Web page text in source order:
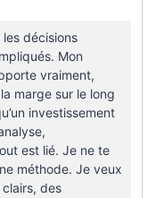
décisions
Mon
vraiment,
marge sur le long
investissement
est lié. Je ne te
méthode. Je veux
des